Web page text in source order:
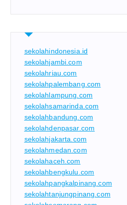
sekolahindonesia.id
sekolahjambi.com
sekolahriau.com
sekolahpalembang.com
sekolahlampung.com
sekolahsamarinda.com
sekolahbandung.com
sekolahdenpasar.com
sekolahjakarta.com
sekolahmedan.com
sekolahaceh.com
sekolahbengkulu.com
sekolahpangkalpinang.com
sekolahtanjungpinang.com